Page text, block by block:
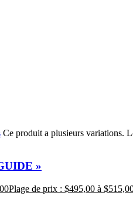
Ce produit a plusieurs variations.
»
Plage de prix : $495,00 à